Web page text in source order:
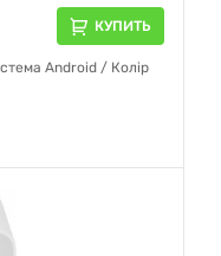
КУПИТЬ
Android / Колір